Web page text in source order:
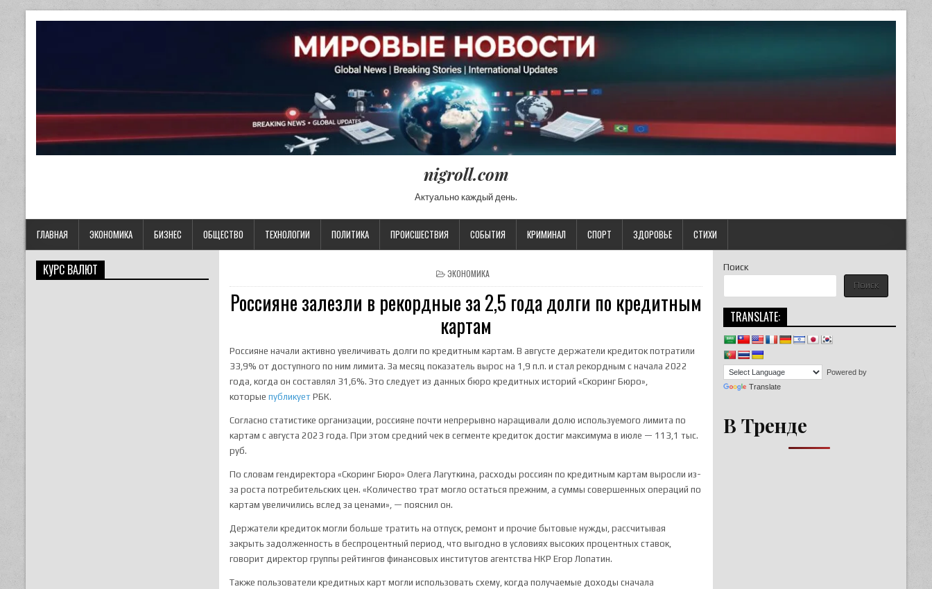
nigroll.com
Актуально каждый день.
ГЛАВНАЯ ЭКОНОМИКА БИЗНЕС ОБЩЕСТВО ТЕХНОЛОГИИ ПОЛИТИКА ПРОИСШЕСТВИЯ СОБЫТИЯ КРИМИНАЛ СПОРТ ЗДОРОВЬЕ СТИХИ
POSTED IN
ЭКОНОМИКА
Россияне залезли в рекордные за 2,5 года долги по кредитным
картам
Россияне начали активно увеличивать долги по кредитным картам. В августе держатели кредиток потратили
33,9% от доступного по ним лимита. За месяц показатель вырос на 1,9 п.п. и стал рекордным с начала 2022
года, когда он составлял 31,6%. Это следует из данных бюро кредитных историй «Скоринг Бюро»,
которыепубликует РБК.
Согласно статистике организации, россияне почти непрерывно наращивали долю используемого лимита по
картам с августа 2023 года. При этом средний чек в сегменте кредиток достиг максимума в июле — 113,1 тыс.
руб.
По словам гендиректора «Скоринг Бюро» Олега Лагуткина, расходы россиян по кредитным картам выросли из-
за роста потребительских цен. «Количество трат могло остаться прежним, а суммы совершенных операций по
картам увеличились вслед за ценами», — пояснил он.
Держатели кредиток могли больше тратить на отпуск, ремонт и прочие бытовые нужды, рассчитывая
закрыть задолженность в беспроцентный период, что выгодно в условиях высоких процентных ставок,
говорит директор группы рейтингов финансовых институтов агентства НКР Егор Лопатин.
Также пользователи кредитных карт могли использовать схему, когда получаемые доходы сначала
Поиск
Поиск
TRANSLATE:
Powered by
Translate
В Тренде
КУРС ВАЛЮТ